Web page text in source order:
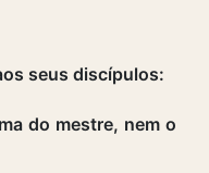
seus discípulos:
do mestre, nem o